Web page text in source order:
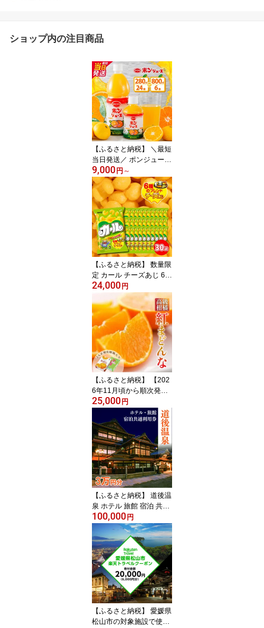
ショップ内の注目商品
【ふるさと納税】 ＼最短
当日発送／ ポンジュース
ペットボトル 800ml×6本
/ 280ml×24本 | みかんジ
ュース オレンジジュース
果汁100％ 飲料 果汁飲料
オレンジ みかん ドリン
ク 常温 ご当地 お土産 人
気 おすすめ 愛媛県 松山
市 POM えひめ飲料
9,000 円 ～
【ふるさと納税】 数量限
定 カール チーズあじ 64
g×10袋 3ケース 西日本
限定 スナック菓子 まと
め買い お菓子 おやつ お
つまみ イベント パーテ
ィー 子供 大人 人気 懐か
しの味 ギフト 詰め合わ
せ 家族 送料無料 愛媛県
松山市 明治 meiji
24,000 円
【ふるさと納税】 【202
6年11月頃から順次発
送】 紅まどんな ＜JA正
規化粧箱入り＞ 約3kg |
紅マドンナ べにまどんな
まどんな みかん ミカン
蜜柑 果物 くだもの フル
ーツ マドンナ べにまど
んな 高級 贈答 ギフト 贈
り物 柑橘 柑橘類 かんき
つ 愛果28号 愛媛 愛媛県
松山市
25,000 円
【ふるさと納税】 道後温
泉 ホテル 旅館 宿泊 共通
利用券 30,000円 | 旅行
トラベル チケット 宿泊
宿泊券 温泉旅行 旅館 ホ
テル 予約 観光 人気 おす
すめ 愛媛県 松山市
100,000 円
【ふるさと納税】 愛媛県
松山市の対象施設で使え